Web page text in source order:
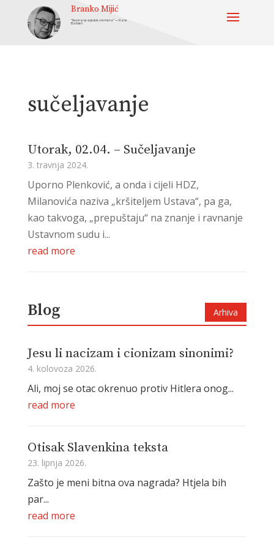
Branko Mijić
“Novinar je svjedok vremena” — Frane
Barbieri
sučeljavanje
Utorak, 02.04. – Sučeljavanje
3. travnja 2024.
Uporno Plenković, a onda i cijeli HDZ,
Milanovića naziva „kršiteljem Ustava“, pa ga,
kao takvoga, „prepuštaju“ na znanje i ravnanje
Ustavnom sudu i...
read more
Blog Arhiva
Jesu li nacizam i cionizam sinonimi?
4. kolovoza 2026.
Ali, moj se otac okrenuo protiv Hitlera onog...
read more
Otisak Slavenkina teksta
23. lipnja 2026.
Zašto je meni bitna ova nagrada? Htjela bih
par...
read more